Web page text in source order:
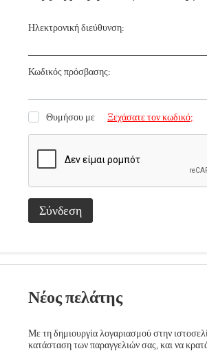
Ηλεκτρονική διεύθυνση:
Κωδικός πρόσβασης:
Θυμήσου με Ξεχάσατε τον κωδικό;
Σύνδεση
Νέος πελάτης
Με τη δημιουργία λογαριασμού στην
κατάσταση των παραγγελιών σας, και να